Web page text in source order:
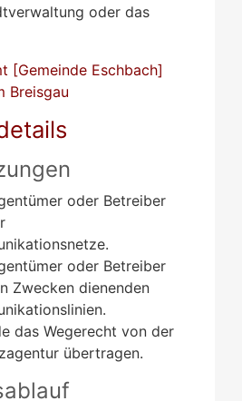
oder das
[Gemeinde Eschbach]
Breisgau
oder Betreiber
oder Betreiber
Zwecken dienenden
das Wegerecht von der
übertragen.